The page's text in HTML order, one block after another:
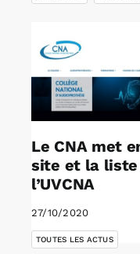
Le CNA met
site et la
l’UVCNA
27/10/2020
TOUTES LES ACTUS